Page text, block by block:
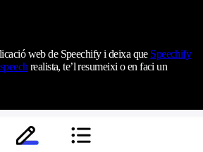
web de Speechify i deixa que Speechify
realista, te’l resumeixi o en faci un